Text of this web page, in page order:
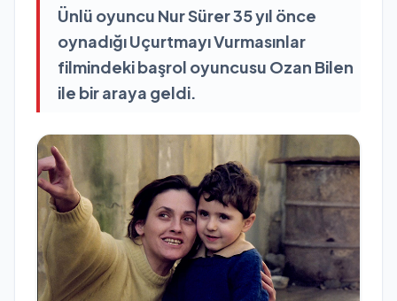
Ünlü oyuncu Nur Sürer 35 yıl önce
oynadığı Uçurtmayı Vurmasınlar
filmindeki başrol oyuncusu Ozan Bilen
ile bir araya geldi.